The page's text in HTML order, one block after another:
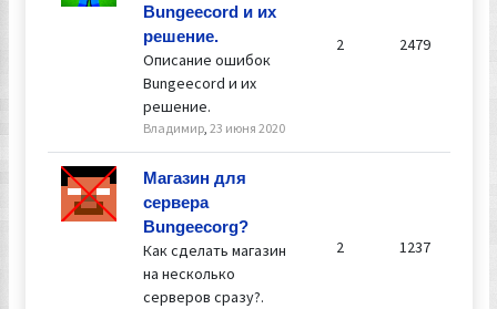
Bungeecord и их
решение.
Описание ошибок
Bungeecord и их
решение.
Владимир, 23 июня 2020
2 2479
Магазин для
сервера
Bungeecorg?
Как сделать магазин
на несколько
серверов сразу?.
2 1237